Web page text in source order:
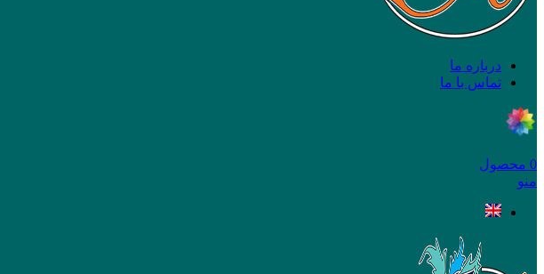
درباره ما
تماس با ما
0 محصول
منو